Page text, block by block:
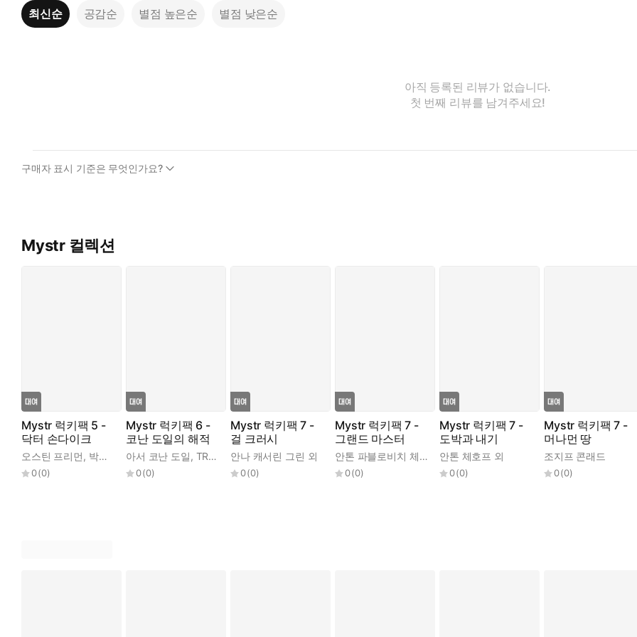
최신순 공감순 별점 높은순 별점 낮은순
아직 등록된 리뷰가 없습니다.
첫 번째 리뷰를 남겨주세요!
구매자 표시 기준은 무엇인가요?
Mystr 컬렉션
Mystr 럭키팩 5 -
닥터 손다이크
오스틴 프리먼, 박종호
0(0)
Mystr 럭키팩 6 -
코난 도일의 해적
아서 코난 도일, TR 클럽
0(0)
Mystr 럭키팩 7 -
걸 크러시
안나 캐서린 그린 외
0(0)
Mystr 럭키팩 7 -
그랜드 마스터
안톤 파블로비치 체호프 ,알렉산드르 세르게비치 푸시킨,오스카 와
0(0)
Mystr 럭키팩 7 -
도박과 내기
안톤 체호프 외
0(0)
Mystr 럭키팩 7 -
머나먼 땅
조지프 콘래드
0(0)